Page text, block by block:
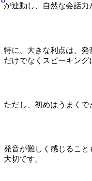
が連動し、自然な会話力
特に、大きな利点は、
だけでなくスピーキング
ただし、初めはうまくで
発音が難しく感じるこ
大切です。